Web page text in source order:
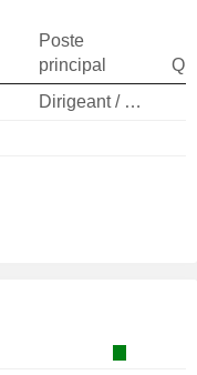
Poste
principal
Dirigeant / cadre principal